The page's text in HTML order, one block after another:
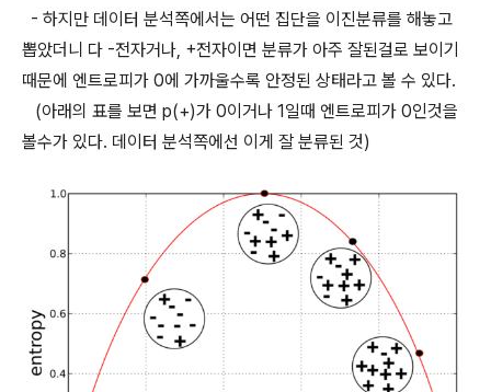
- 하지만 데이터 분석쪽에서는 어떤 집단을 이진분류를 해놓고
뽑았더니 다 -전자거나, +전자이면 분류가 아주 잘된걸로 보이기
때문에 엔트로피가 0에 가까울수록 안정된 상태라고 볼 수 있다.
(아래의 표를 보면 p(+)가 0이거나 1일때 엔트로피가 0인것을
볼수가 있다. 데이터 분석쪽에선 이게 잘 분류된 것)